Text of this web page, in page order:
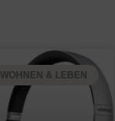
WOHNEN & LEBEN